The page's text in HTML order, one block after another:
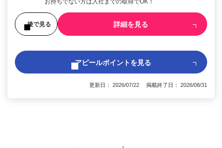
お持ちでない方は入社までの取得でOK！
後で見る 詳細を見る
アピールポイントを見る
更新日： 2026/07/22 掲載終了日： 2026/08/31